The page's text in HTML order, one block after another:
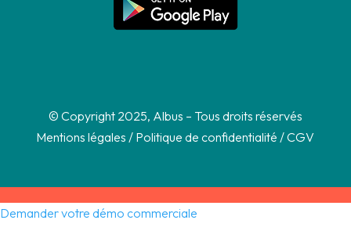
© Copyright 2025, Albus – Tous droits réservés
Mentions légales / Politique de confidentialité /CGV
Demander votre démo commerciale